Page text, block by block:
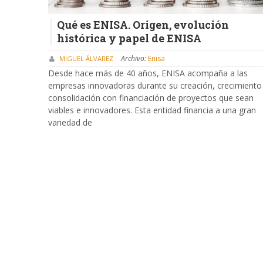
Qué es ENISA. Origen, evolución
histórica y papel de ENISA
MIGUEL ÁLVAREZ Archivo:Enisa
Desde hace más de 40 años, ENISA acompaña a las
empresas innovadoras durante su creación,
consolidación con financiación de proyectos que sean
viables e innovadores. Esta entidad financia a una gran
variedad de